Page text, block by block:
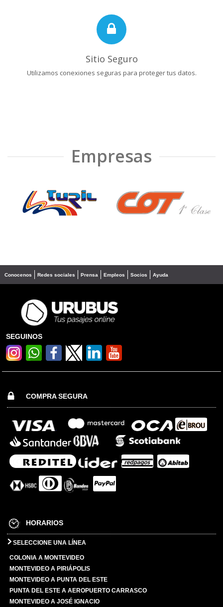
Sitio Seguro
Utilizamos conexiones seguras para proteger tus datos.
Empresas
❮ ❯
Conocenos Redes sociales Prensa Empleos Socios Ayuda
SEGUINOS
COMPRA SEGURA
HORARIOS
SELECCIONE UNA LÍNEA
COLONIA A MONTEVIDEO
MONTEVIDEO A PIRIÁPOLIS
MONTEVIDEO A PUNTA DEL ESTE
PUNTA DEL ESTE A AEROPUERTO CARRASCO
MONTEVIDEO A JOSÉ IGNACIO